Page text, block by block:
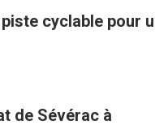
cyclable pour
de Sévérac à